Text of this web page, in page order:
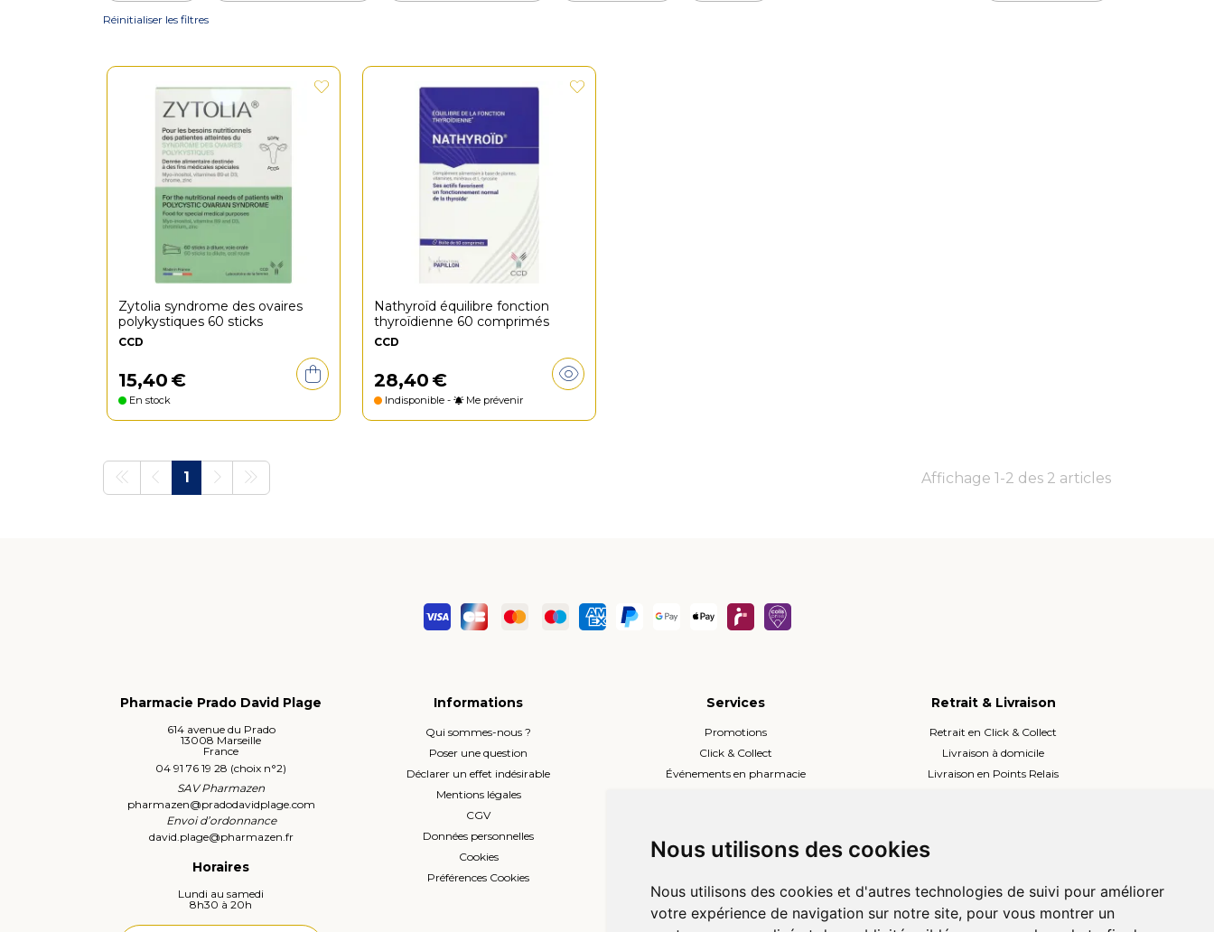
Nous utilisons des cookies
Nous utilisons des cookies et d'autres technologies de suivi pour améliorer
votre expérience de navigation sur notre site, pour vous montrer un
Indication / Contre-indication
Réinitialiser les filtres
Zytolia syndrome des ovaires
polykystiques 60 sticks
CCD
15,40 €
En stock
Nathyroïd équilibre fonction
thyroïdienne 60 comprimés
CCD
28,40 €
Indisponible - Me prévenir
Affichage 1-2 des 2 articles
1
Pharmacie Prado David Plage
614 avenue du Prado
13008 Marseille
France
04 91 76 19 28 (choix n°2)
SAV Pharmazen
pharmazen@pradodavidplage.com
Envoi d’ordonnance
david.plage@pharmazen.fr
Horaires
Lundi au samedi
8h30 à 20h
Informations
Qui sommes-nous ?
Poser une question
Déclarer un effet indésirable
Mentions légales
CGV
Données personnelles
Cookies
Préférences Cookies
Services
Promotions
Click & Collect
Événements en pharmacie
Compte professionnel
Retrait & Livraison
Retrait en Click & Collect
Livraison à domicile
Livraison en Points Relais